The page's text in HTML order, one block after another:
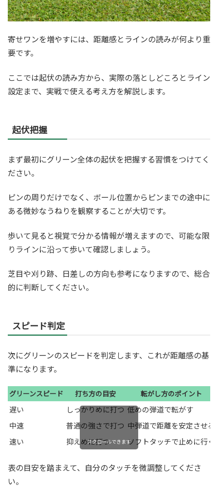
寄せワンを増やすには、距離感とラインの読みが何より重
要です。
ここでは起伏の読み方から、実際の落としどころとライン
設定まで、実戦で使える考え方を解説します。
起伏把握
まず最初にグリーン全体の起伏を把握する習慣をつけてく
ださい。
ピンの周りだけでなく、ボール位置からピンまでの途中に
ある微妙なうねりを観察することが大切です。
歩いて見ると視覚で分かる情報が増えますので、可能な限
りラインに沿って歩いて確認しましょう。
芝目や刈り跡、日差しの方向も参考になりますので、総合
的に判断してください。
スピード判定
次にグリーンのスピードを判定します、これが距離感の基
準になります。
グリーンスピード 打ち方の目安 転がし方のポイント
遅い しっかりめに打つ 低めの弾道で転がす
中速
普通の強さで打つ 中弾道で距離を安定させる
速い
抑えめに打つ ソフトタッチで止めに行く
スクロールできます
表の目安を踏まえて、自分のタッチを微調整してくださ
い。